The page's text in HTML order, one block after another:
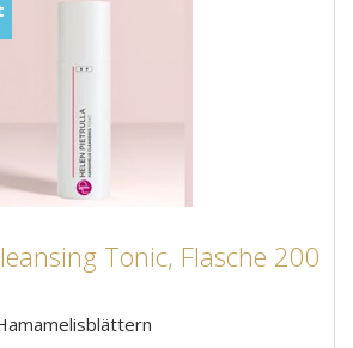
Tonic, Flasche 200